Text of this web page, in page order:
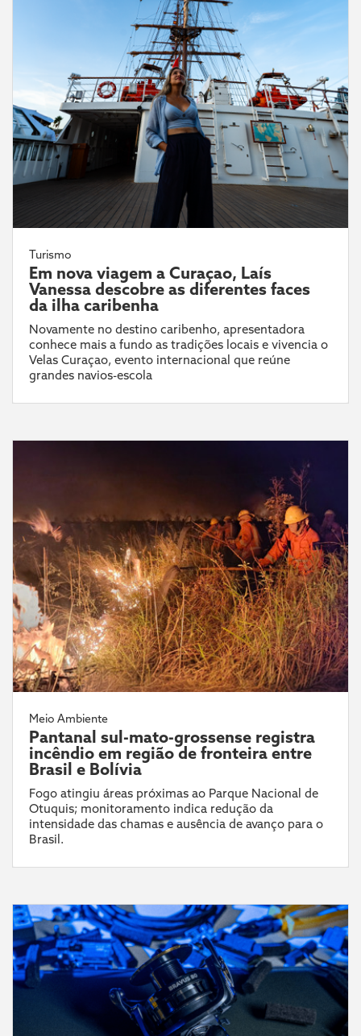
Turismo
Em nova viagem a Curaçao, Laís
Vanessa descobre as diferentes faces
da ilha caribenha
Novamente no destino caribenho, apresentadora
conhece mais a fundo as tradições locais e vivencia o
Velas Curaçao, evento internacional que reúne
grandes navios-escola
Meio Ambiente
Pantanal sul-mato-grossense registra
incêndio em região de fronteira entre
Brasil e Bolívia
Fogo atingiu áreas próximas ao Parque Nacional de
Otuquis; monitoramento indica redução da
intensidade das chamas e ausência de avanço para o
Brasil.